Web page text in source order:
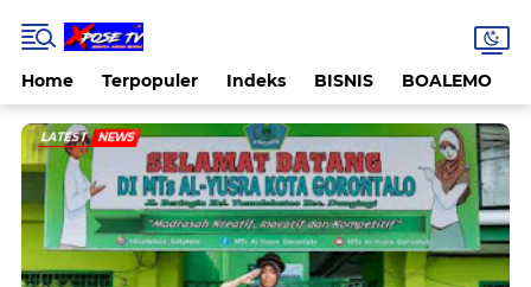
Home Terpopuler Indeks BISNIS BOALEMO
LATEST NEWS